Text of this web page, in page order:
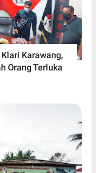
Karawang,
Orang Terluka